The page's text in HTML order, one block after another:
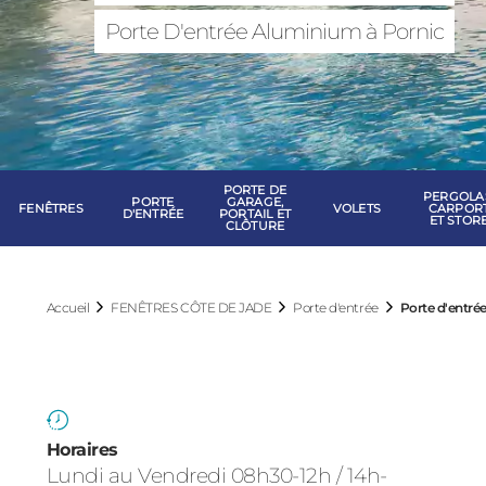
FENÊTRES
Porte D'entrée Aluminium à Pornic
FENÊTRES PORTE
D'ENTRÉE
PORTE DE
GARAGE,
PORTAIL ET
CLÔTURE
VOLETS
ET
Accueil FENÊTRES CÔTE DE JADE Porte d'entrée Porte
Horaires
Lundi au Vendredi 08h30-12h / 14h-